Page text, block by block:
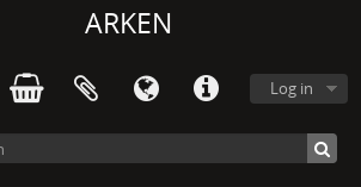
ARKEN
Log in